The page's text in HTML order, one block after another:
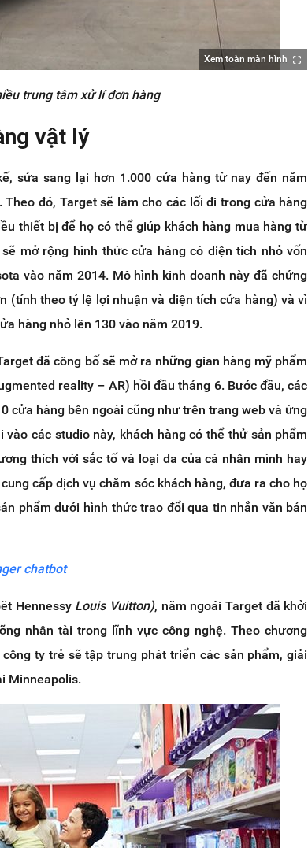
Xem toàn màn hình
trung tâm xử lí đơn hàng
vật lý
sửa sang lại hơn 1.000 cửa hàng từ nay đến năm
đó, Target sẽ làm cho các lối đi trong cửa hàng
thiết bị để họ có thể giúp khách hàng mua hàng từ
mở rộng hình thức cửa hàng có diện tích nhỏ vốn
vào năm 2014. Mô hình kinh doanh này đã chứng
(tính theo tỷ lệ lợi nhuận và diện tích cửa hàng) và vì
hàng nhỏ lên 130 vào năm 2019.
đã công bố sẽ mở ra những gian hàng mỹ phẩm
reality – AR) hồi đầu tháng 6. Bước đầu, các
cửa hàng bên ngoài cũng như trên trang web và ứng
các studio này, khách hàng có thể thử sản phẩm
thích với sắc tố và loại da của cá nhân mình hay
cấp dịch vụ chăm sóc khách hàng, đưa ra cho họ
phẩm dưới hình thức trao đổi qua tin nhắn văn bản
chatbot
Hennessy Louis Vuitton), năm ngoái Target đã khởi
nhân tài trong lĩnh vực công nghệ. Theo chương
ty trẻ sẽ tập trung phát triển các sản phẩm, giải
Minneapolis.